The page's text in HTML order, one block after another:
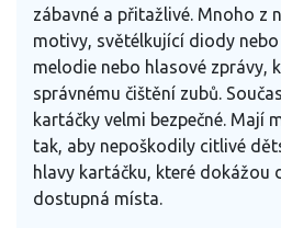
zábavné a přitažlivé. Mnoho z
motivy, světélkující diody
melodie nebo hlasové zprávy,
správnému čištění zubů.
kartáčky velmi bezpečné. Mají
tak, aby nepoškodily citlivé
hlavy kartáčku, které dokážou
dostupná místa.